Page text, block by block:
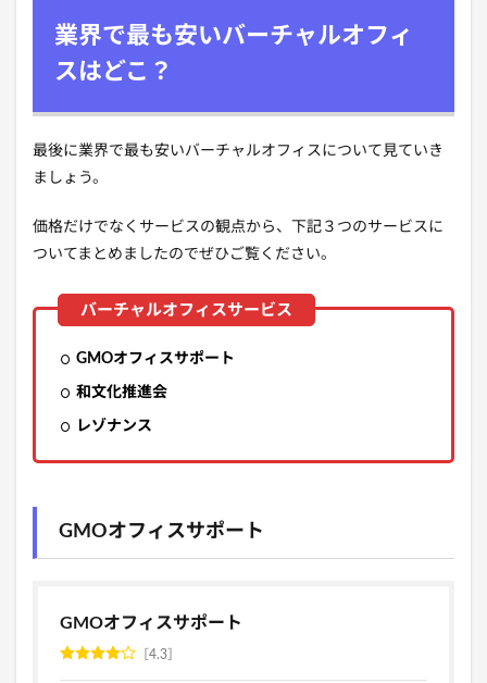
業界で最も安いバーチャルオフィ
スはどこ？
最後に業界で最も安いバーチャルオフィスについて見ていき
ましょう。
価格だけでなくサービスの観点から、下記３つのサービスに
ついてまとめましたのでぜひご覧ください。
GMOオフィスサポート
和文化推進会
レゾナンス
GMOオフィスサポート
GMOオフィスサポート
4.3